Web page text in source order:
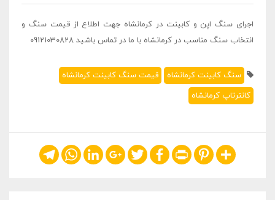
اجرای سنگ اپن و کابینت در کرمانشاه جهت اطلاع از قیمت سنگ و
انتخاب سنگ مناسب در کرمانشاه با ما در تماس باشید 09121030828
سنگ کابینت کرمانشاه
قیمت سنگ کابینت کرمانشاه
کانترتاپ کرمانشاه
Share
Pinterest
Print
Facebook
Twitter
Google+
LinkedIn
WhatsApp
Telegram